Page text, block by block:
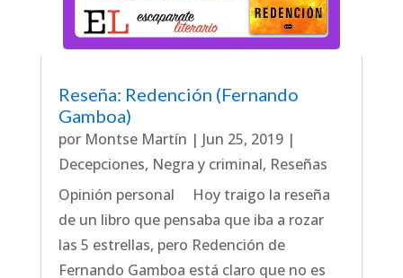
Reseña: Redención (Fernando
Gamboa)
por Montse Martín | Jun 25, 2019|
Decepciones, Negra y criminal, Reseñas
Opinión personal Hoy traigo la reseña
de un libro que pensaba que iba a rozar
las 5 estrellas, pero Redención de
Fernando Gamboa está claro que no es